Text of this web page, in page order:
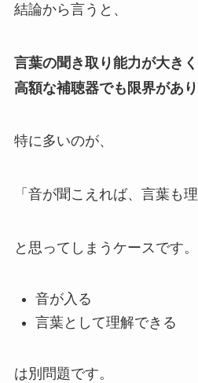
結論から言うと、
言葉の聞き取り能力が大き
高額な補聴器でも限界があり
特に多いのが、
「音が聞こえれば、言葉も
と思ってしまうケースです
音が入る
言葉として理解できる
は別問題です。